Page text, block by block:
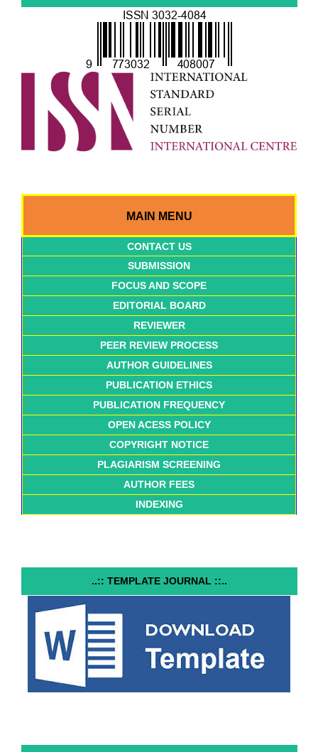
MAIN MENU
CONTACT US
SUBMISSION
FOCUS AND SCOPE
EDITORIAL BOARD
REVIEWER
PEER REVIEW PROCESS
AUTHOR GUIDELINES
PUBLICATION ETHICS
PUBLICATION FREQUENCY
OPEN ACESS POLICY
COPYRIGHT NOTICE
PLAGIARISM SCREENING
AUTHOR FEES
INDEXING
..:: TEMPLATE JOURNAL ::..